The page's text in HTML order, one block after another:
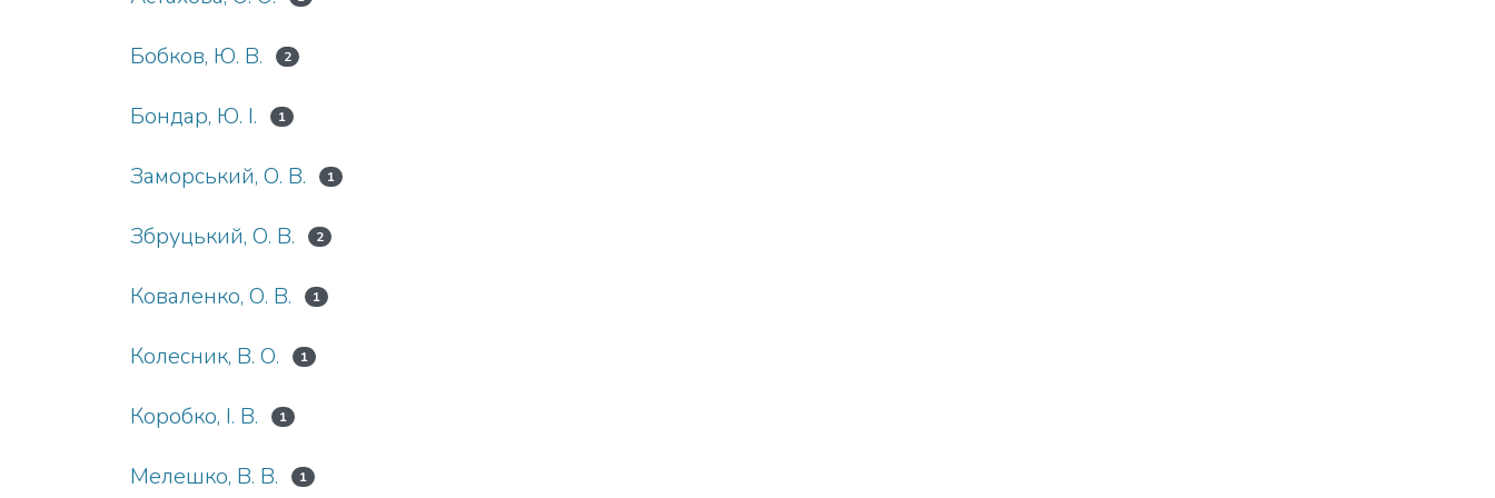
Бобков, Ю. В. 2
Бондар, Ю. І. 1
Заморський, О. В. 1
Збруцький, О. В. 2
Коваленко, О. В. 1
Колесник, В. О. 1
Коробко, І. В. 1
Мелешко, В. В. 1